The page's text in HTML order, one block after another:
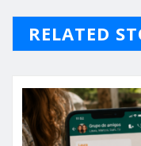
RELATED